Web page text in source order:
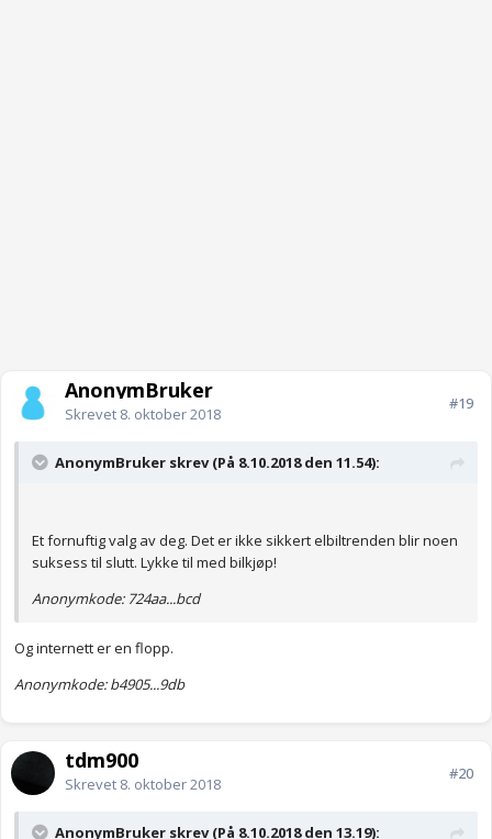
AnonymBruker
Skrevet 8. oktober 2018
#19
AnonymBruker skrev (På 8.10.2018 den 11.54):
Et fornuftig valg av deg. Det er ikke sikkert elbiltrenden blir noen
suksess til slutt. Lykke til med bilkjøp!
Anonymkode: 724aa...bcd
Og internett er en flopp.
Anonymkode: b4905...9db
tdm900
Skrevet 8. oktober 2018
#20
AnonymBruker skrev (På 8.10.2018 den 13.19):